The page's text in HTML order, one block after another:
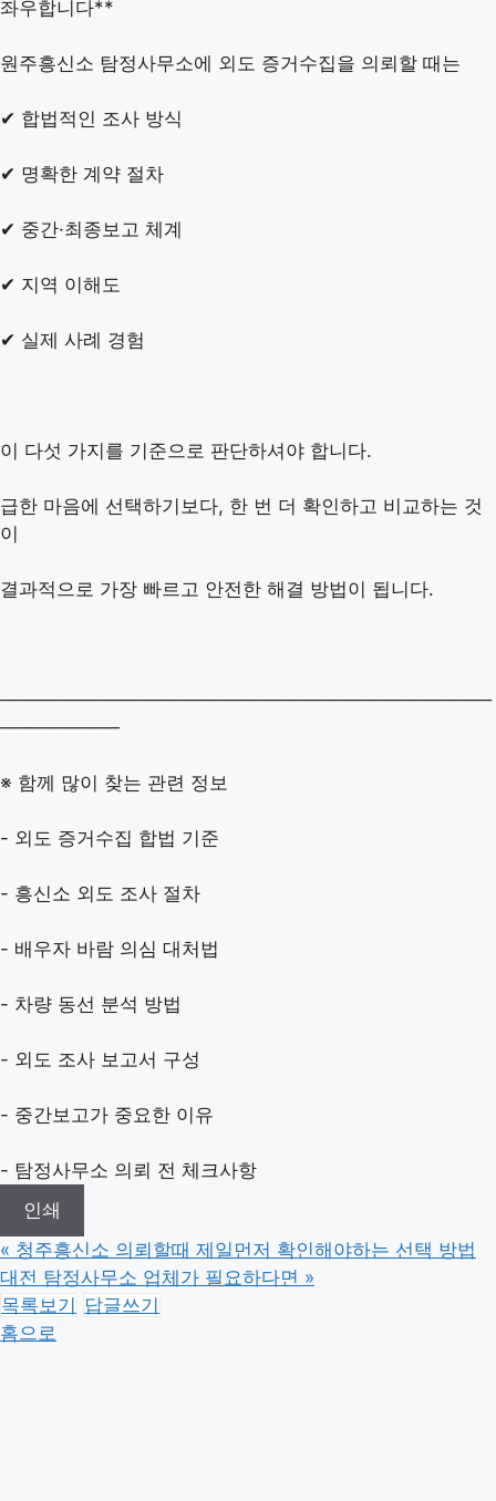
좌우합니다**
원주흥신소 탐정사무소에 외도 증거수집을 의뢰할 때는
✔ 합법적인 조사 방식
✔ 명확한 계약 절차
✔ 중간·최종보고 체계
✔ 지역 이해도
✔ 실제 사례 경험
이 다섯 가지를 기준으로 판단하셔야 합니다.
급한 마음에 선택하기보다, 한 번 더 확인하고 비교하는 것
이
결과적으로 가장 빠르고 안전한 해결 방법이 됩니다.
─────────────────────────────────────
─────────
※ 함께 많이 찾는 관련 정보
- 외도 증거수집 합법 기준
- 흥신소 외도 조사 절차
- 배우자 바람 의심 대처법
- 차량 동선 분석 방법
- 외도 조사 보고서 구성
- 중간보고가 중요한 이유
- 탐정사무소 의뢰 전 체크사항
인쇄
« 청주흥신소 의뢰할때 제일먼저 확인해야하는 선택 방법
대전 탐정사무소 업체가 필요하다면 »
목록보기 답글쓰기
홈으로